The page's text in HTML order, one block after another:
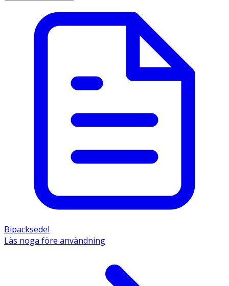
Bipacksedel
Läs noga före användning